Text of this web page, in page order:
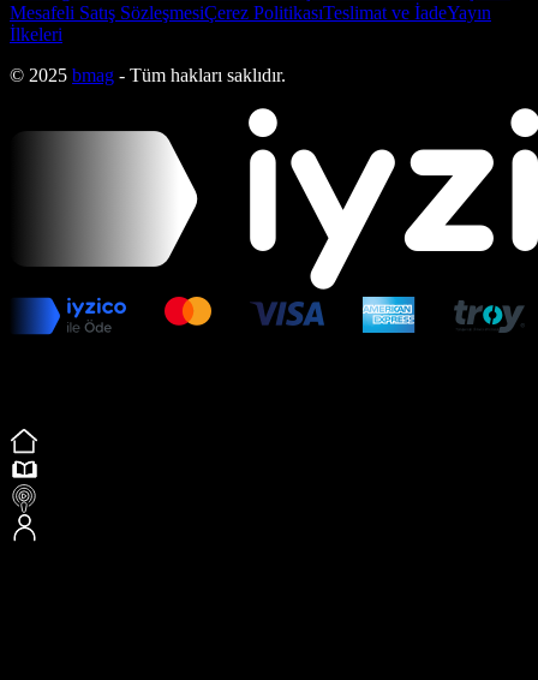
Mesafeli Satış SözleşmesiÇerez PolitikasıTeslimat ve İadeYayın
İlkeleri
© 2025 bmag - Tüm hakları saklıdır.